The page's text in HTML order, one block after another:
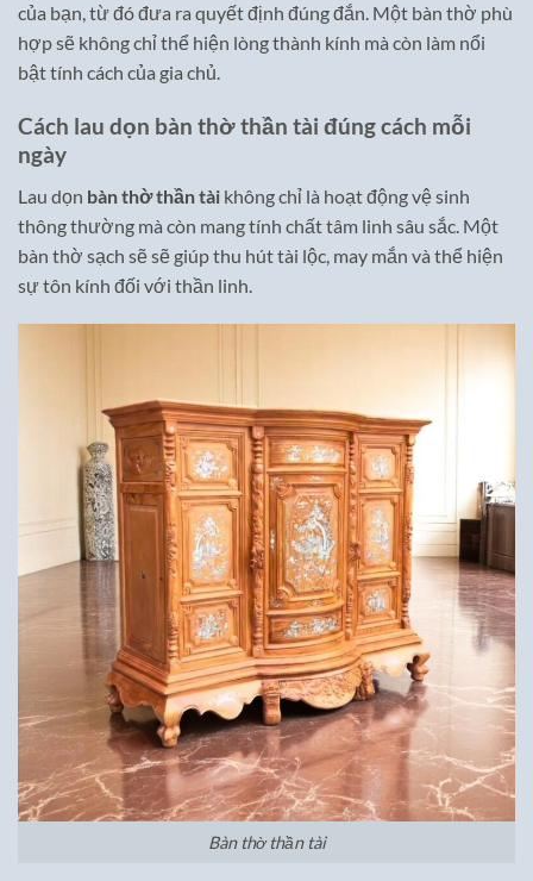
của bạn, từ đó đưa ra quyết định đúng đắn. Một bàn thờ phù
hợp sẽ không chỉ thể hiện lòng thành kính mà còn làm nổi
bật tính cách của gia chủ.
Cách lau dọn bàn thờ thần tài đúng cách mỗi
ngày
Lau dọn bàn thờ thần tài không chỉ là hoạt động vệ sinh
thông thường mà còn mang tính chất tâm linh sâu sắc. Một
bàn thờ sạch sẽ sẽ giúp thu hút tài lộc, may mắn và thể hiện
sự tôn kính đối với thần linh.
Bàn thờ thần tài